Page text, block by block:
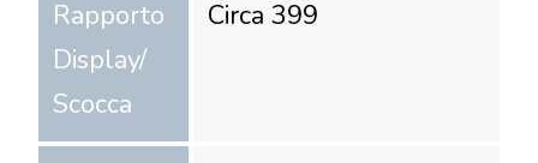
Rapporto
Display/
Scocca
Circa 399